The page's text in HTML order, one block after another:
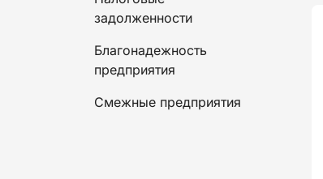
задолженности
Благонадежность
предприятия
Смежные предприятия